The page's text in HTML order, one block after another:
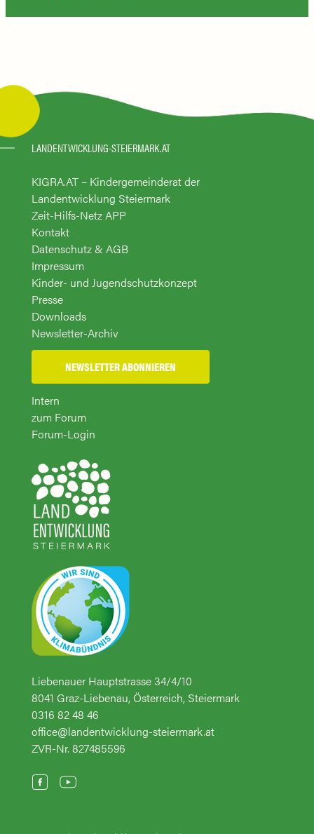
LANDENTWICKLUNG-STEIERMARK.AT
KIGRA.AT – Kindergemeinderat der
Landentwicklung Steiermark
Zeit-Hilfs-Netz APP
Kontakt
Datenschutz & AGB
Impressum
Kinder- und Jugendschutzkonzept
Presse
Downloads
Newsletter-Archiv
NEWSLETTER ABONNIEREN
Intern
zum Forum
Forum-Login
Liebenauer Hauptstrasse 34/4/10
8041 Graz-Liebenau, Österreich, Steiermark
0316 82 48 46
office@landentwicklung-steiermark.at
ZVR-Nr. 827485596